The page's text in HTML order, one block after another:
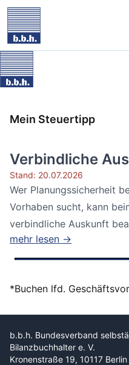
Mein Steuertipp
Verbindliche
Stand: 20.07.2026
Wer Planungssicherheit
Vorhaben sucht, kann
verbindliche Auskunft
Bundesfinanzhof...
mehr lesen →
*Buchen lfd.
b.b.h. Bundesverband
Bilanzbuchhalter e. V.
Kronenstraße 19, 10117 Berlin